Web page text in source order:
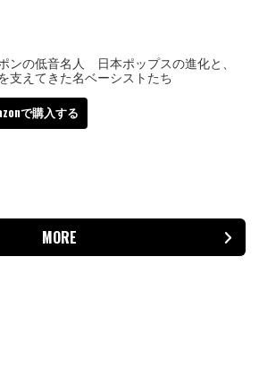
ンの低音名人 日本ポップスの進化と、
支えてきた名ベーシストたち
で購入する
MORE